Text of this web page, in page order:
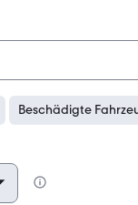
Beschädigte